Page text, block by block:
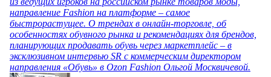
направление Fashion на платформе – самое
быстрорастущее. О трендах в онлайн-торговле, об
особенностях обувного рынка и рекомендациях для брендов,
планирующих продавать обувь через маркетплейс – в
эксклюзивном интервью SR с коммерческим директором
направления «Обувь» в Ozon Fashion Ольгой Москвичевой.